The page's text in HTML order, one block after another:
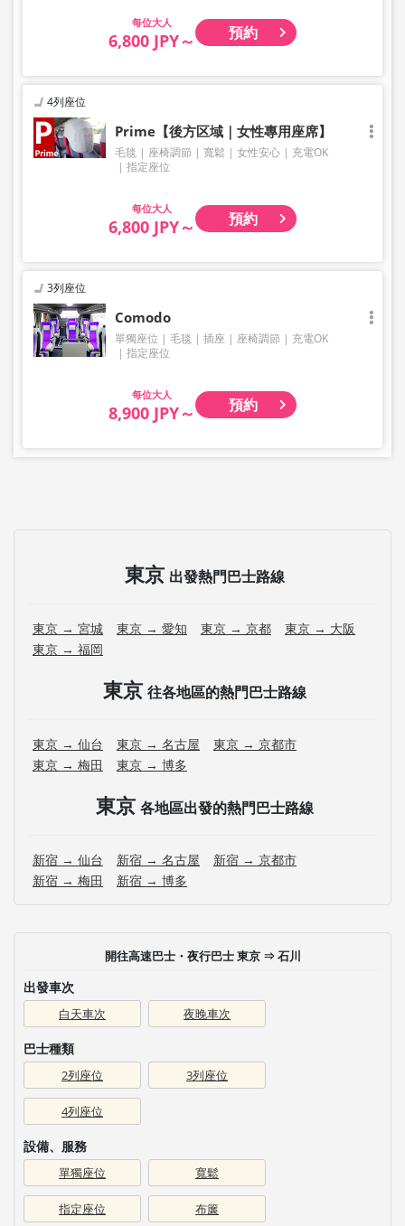
大人
6,800 JPY～ 預約
4列座位
Prime【後方区域｜女性專用座席】
毛毯 座椅調節 寬鬆 女性安心
充電OK
指定座位
大人
6,800 JPY～ 預約
3列座位
Comodo
單獨座位 毛毯 插座 座椅調節
充電OK
指定座位
大人
8,900 JPY～ 預約
東京 出發熱門巴士路線
東京 → 宮城 東京 → 愛知 東京 → 京都
東京 → 大阪
東京 → 福岡
東京 往各地區的熱門巴士路線
東京 → 仙台 東京 → 名古屋
東京 → 京都市
東京 → 梅田
東京 → 博多
東京 各地區出發的熱門巴士路線
新宿 → 仙台 新宿 → 名古屋
新宿 → 京都市
新宿 → 梅田
新宿 → 博多
開往高速巴士・夜行巴士 東京 ⇒ 石川
出發車次
白天車次 夜晚車次
巴士種類
2列座位 3列座位
4列座位
設備、服務
單獨座位 寬鬆
指定座位 布簾